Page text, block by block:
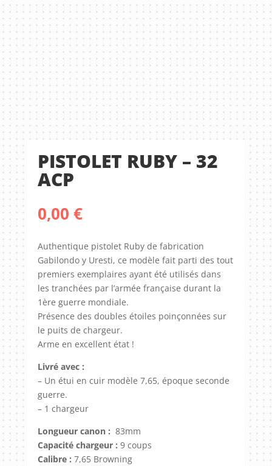
PISTOLET RUBY – 32
ACP
0,00 €
Authentique pistolet Ruby de fabrication
Gabilondo y Uresti, ce modèle fait parti des tout
premiers exemplaires ayant été utilisés dans
les tranchées par l’armée française durant la
1ère guerre mondiale.
Présence des doubles étoiles poinçonnées sur
le puits de chargeur.
Arme en excellent état !
Livré avec :
– Un étui en cuir modèle 7,65, époque seconde
guerre.
– 1 chargeur
Longueur canon : 83mm
Capacité chargeur : 9 coups
Calibre : 7,65 Browning